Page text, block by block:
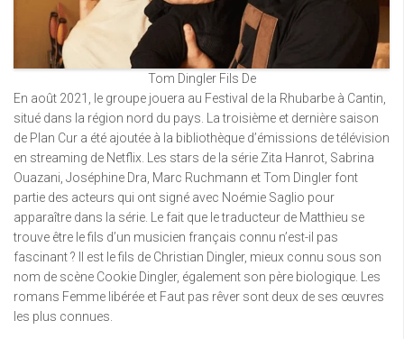
Tom Dingler Fils De
En août 2021, le groupe jouera au Festival de la Rhubarbe à Cantin,
situé dans la région nord du pays. La troisième et dernière saison
de Plan Cur a été ajoutée à la bibliothèque d’émissions de télévision
en streaming de Netflix. Les stars de la série Zita Hanrot, Sabrina
Ouazani, Joséphine Dra, Marc Ruchmann et Tom Dingler font
partie des acteurs qui ont signé avec Noémie Saglio pour
apparaître dans la série. Le fait que le traducteur de Matthieu se
trouve être le fils d’un musicien français connu n’est-il pas
fascinant ? Il est le fils de Christian Dingler, mieux connu sous son
nom de scène Cookie Dingler, également son père biologique. Les
romans Femme libérée et Faut pas rêver sont deux de ses œuvres
les plus connues.